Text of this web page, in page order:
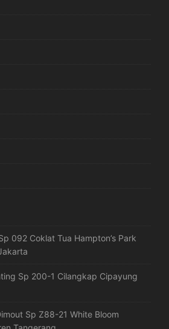
092 Coklat Tua Hampton’s Park
Sp 200-1 Cilangkap Cipayung
Sp Z88-21 White Bloom